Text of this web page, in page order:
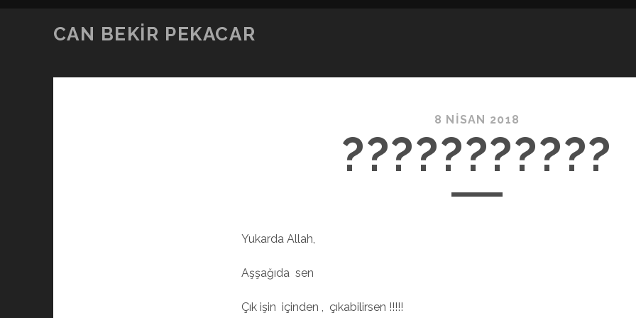
CAN BEKIR PEKACAR
8 NISAN 2018
???????????
Yukarda Allah,
Aşşağıda sen
Çık işin içinden , çıkabilirsen !!!!!